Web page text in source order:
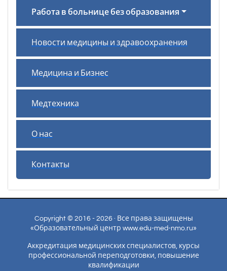
Работа в больнице без образования
Новости медицины и здравоохранения
Медицина и Бизнес
Медтехника
О нас
Контакты
Copyright © 2016 - 2026 · Все права защищены
«Образовательный центр www.edu-med-nmo.ru»
Аккредитация медицинских специалистов, курсы
профессиональной переподготовки, повышение
квалификации